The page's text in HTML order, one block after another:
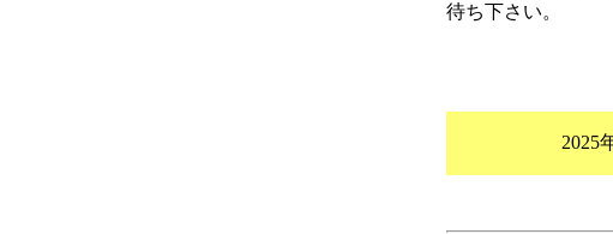
待ち下さい。
2025